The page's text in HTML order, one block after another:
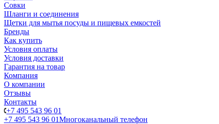
Совки
Шланги и соединения
Щетки для мытья посуды и пищевых емкостей
Бренды
Как купить
Условия оплаты
Условия доставки
Гарантия на товар
Компания
О компании
Отзывы
Контакты
+7 495 543 96 01
+7 495 543 96 01Многоканальный телефон